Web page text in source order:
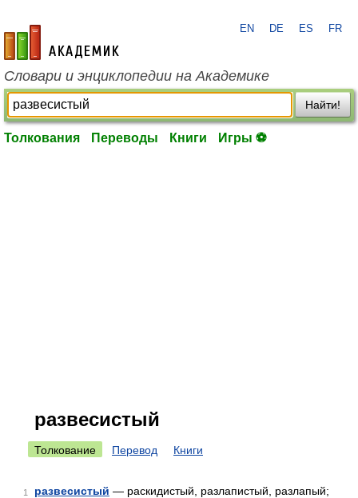
academic.ru
EN DE ES FR
Словари и энциклопедии на Академике
Найти!
Толкования Переводы Книги Игры ⚽
развесистый
Толкование Перевод Книги
1 развесистый — раскидистый, разлапистый, разлапый;